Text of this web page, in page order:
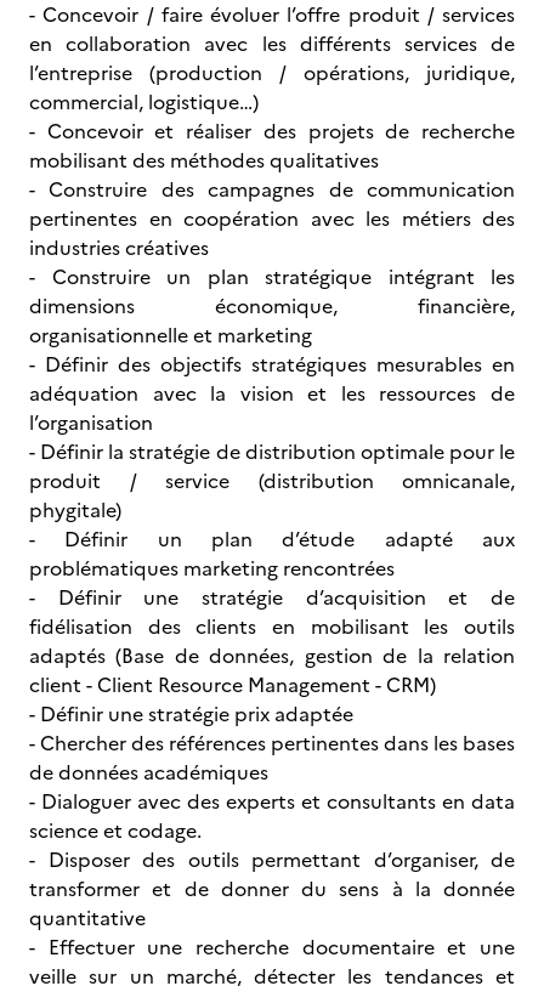
- Concevoir / faire évoluer l’offre produit / services
en collaboration avec les différents services de
l’entreprise (production / opérations, juridique,
commercial, logistique…)
- Concevoir et réaliser des projets de recherche
mobilisant des méthodes qualitatives
- Construire des campagnes de communication
pertinentes en coopération avec les métiers des
industries créatives
- Construire un plan stratégique intégrant les
dimensions économique, financière,
organisationnelle et marketing
- Définir des objectifs stratégiques mesurables en
adéquation avec la vision et les ressources de
l’organisation
- Définir la stratégie de distribution optimale pour le
produit / service (distribution omnicanale,
phygitale)
- Définir un plan d’étude adapté aux
problématiques marketing rencontrées
- Définir une stratégie d’acquisition et de
fidélisation des clients en mobilisant les outils
adaptés (Base de données, gestion de la relation
client - Client Resource Management - CRM)
- Définir une stratégie prix adaptée
- Chercher des références pertinentes dans les bases
de données académiques
- Dialoguer avec des experts et consultants en data
science et codage.
- Disposer des outils permettant d’organiser, de
transformer et de donner du sens à la donnée
quantitative
- Effectuer une recherche documentaire et une
veille sur un marché, détecter les tendances et